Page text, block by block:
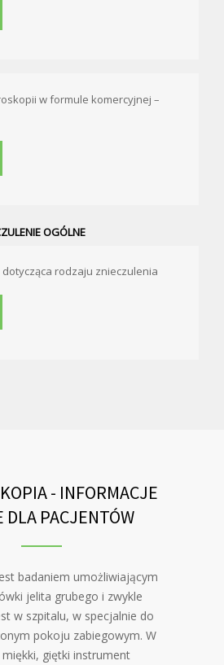
w formule komercyjnej –
OGÓLNE
rodzaju znieczulenia
- INFORMACJE
DLA PACJENTÓW
badaniem umożliwiającym
jelita grubego i zwykle
w szpitalu, w specjalnie do
pokoju zabiegowym. W
giętki instrument